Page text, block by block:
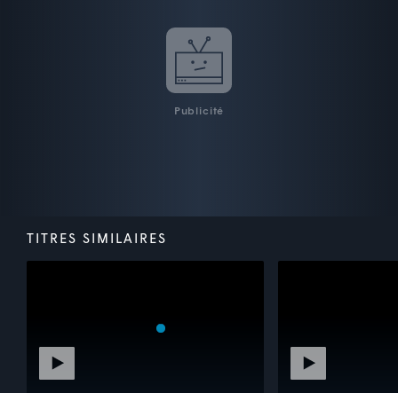
Publicité
TITRES SIMILAIRES